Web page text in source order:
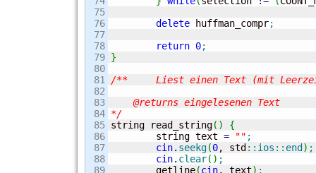
75
76
77
78
79
80
81
82
83
84
85
86
87
88
89
delete huffman_compr;
return 0;
}
/**	Liest einen Text (mit Leerzeichen) ein und leert vor- und nachher den Puffer.
    @returns eingelesenen Text
*/
string read_string( )
{
	string text
= "" ;
cin. seekg(0, std :: ios :: end ) ;
cin. clear( ) ;
	getline
(cin, text) ;